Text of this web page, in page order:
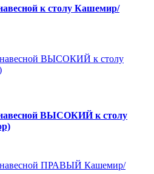
к столу Кашемир/
ВЫСОКИЙ к столу